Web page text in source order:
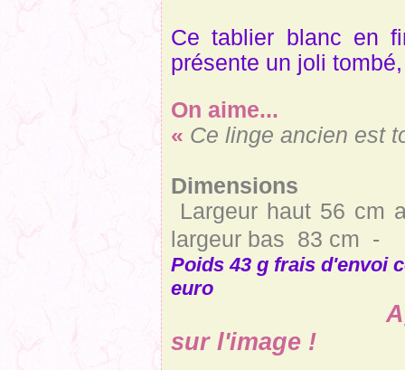
Ce tablier blanc en
présente un joli
On aime...
« Ce linge ancien est
Dimensions
Largeur haut 56 cm
largeur bas 83 cm -
Poids 43 g frais d'envoi
euro
Agrandir
sur l'image !